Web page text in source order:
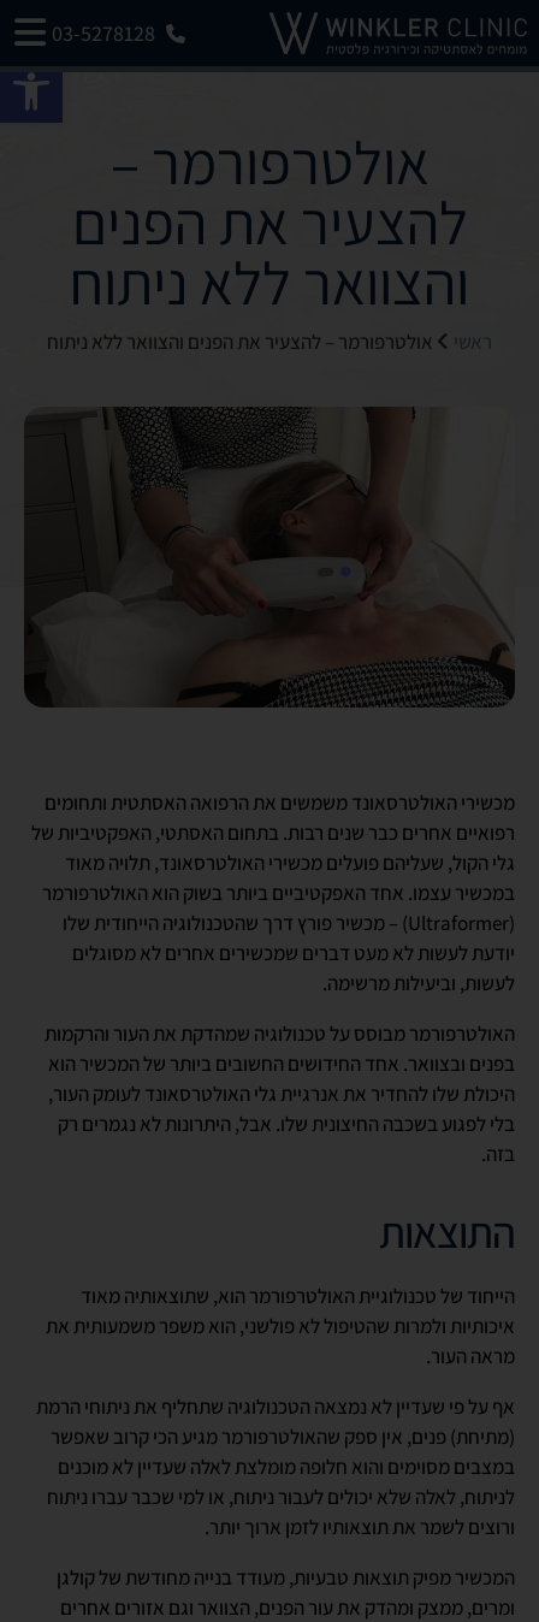
03-5278128
אולטרפורמר –
להצעיר את הפנים
והצוואר ללא ניתוח
ראשי אולטרפורמר – להצעיר את הפנים והצוואר ללא ניתוח
מכשירי האולטרסאונד משמשים את הרפואה האסתטית ותחומים
רפואיים אחרים כבר שנים רבות. בתחום האסתטי, האפקטיביות של
גלי הקול, שעליהם פועלים מכשירי האולטרסאונד, תלויה מאוד
במכשיר עצמו. אחד האפקטיביים ביותר בשוק הוא האולטרפורמר
(Ultraformer) – מכשיר פורץ דרך שהטכנולוגיה הייחודית שלו
יודעת לעשות לא מעט דברים שמכשירים אחרים לא מסוגלים
לעשות, וביעילות מרשימה.
האולטרפורמר מבוסס על טכנולוגיה שמהדקת את העור והרקמות
בפנים ובצוואר. אחד החידושים החשובים ביותר של המכשיר הוא
היכולת שלו להחדיר את אנרגיית גלי האולטרסאונד לעומק העור,
בלי לפגוע בשכבה החיצונית שלו. אבל, היתרונות לא נגמרים רק
בזה.
התוצאות
הייחוד של טכנולוגיית האולטרפורמר הוא, שתוצאותיה מאוד
איכותיות ולמרות שהטיפול לא פולשני, הוא משפר משמעותית את
מראה העור.
אף על פי שעדיין לא נמצאה הטכנולוגיה שתחליף את ניתוחי הרמת
(מתיחת) פנים, אין ספק שהאולטרפורמר מגיע הכי קרוב שאפשר
במצבים מסוימים והוא חלופה מומלצת לאלה שעדיין לא מוכנים
לניתוח, לאלה שלא יכולים לעבור ניתוח, או למי שכבר עברו ניתוח
ורוצים לשמר את תוצאותיו לזמן ארוך יותר.
המכשיר מפיק תוצאות טבעיות, מעודד בנייה מחודשת של קולגן
ומרים, ממצק ומהדק את עור הפנים, הצוואר וגם אזורים אחרים